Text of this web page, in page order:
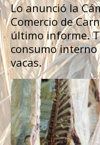
Lo anunció la
Comercio de
último informe.
consumo interno
vacas.